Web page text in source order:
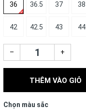
36 36.5 37 38
42 42.5 43 44
– +
THÊM VÀO GIỎ
Chọn màu sắc